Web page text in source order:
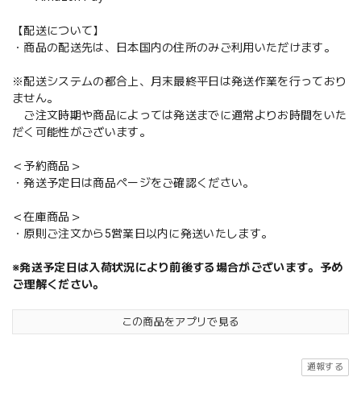
【配送について】
・商品の配送先は、日本国内の住所のみご利用いただけます。
※配送システムの都合上、月末最終平日は発送作業を行っており
ません。
ご注文時期や商品によっては発送までに通常よりお時間をいた
だく可能性がございます。
＜予約商品＞
・発送予定日は商品ページをご確認ください。
＜在庫商品＞
・原則ご注文から5営業日以内に発送いたします。
※発送予定日は入荷状況により前後する場合がございます。予め
ご理解ください。
この商品をアプリで見る
通報する